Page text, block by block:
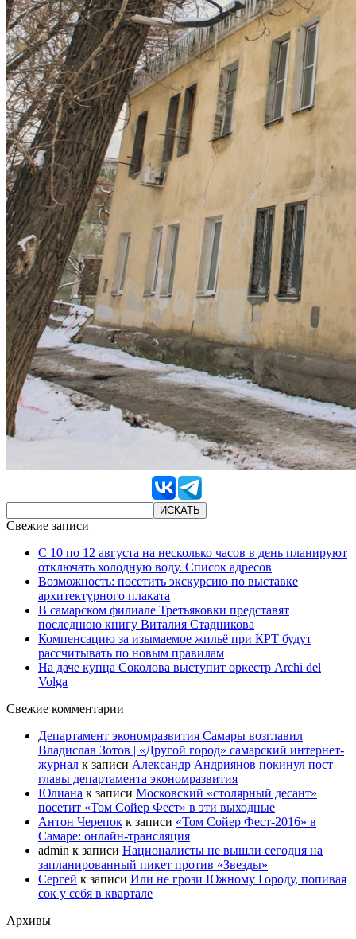
Свежие записи
С 10 по 12 августа на несколько часов в день планируют
отключать холодную воду. Список адресов
Возможность: посетить экскурсию по выставке
архитектурного плаката
В самарском филиале Третьяковки представят
последнюю книгу Виталия Стадникова
Компенсацию за изымаемое жильё при КРТ будут
рассчитывать по новым правилам
На даче купца Соколова выступит оркестр Archi del
Volga
Свежие комментарии
Департамент экономразвития Самары возглавил
Владислав Зотов | «Другой город» самарский интернет-
журнал к записи Александр Андриянов покинул пост
главы департамента экономразвития
Юлиана к записи Московский «столярный десант»
посетит «Том Сойер Фест» в эти выходные
Антон Черепок к записи «Том Сойер Фест-2016» в
Самаре: онлайн-трансляция
admin к записи Националисты не вышли сегодня на
запланированный пикет против «Звезды»
Сергей к записи Или не грози Южному Городу, попивая
сок у себя в квартале
Архивы